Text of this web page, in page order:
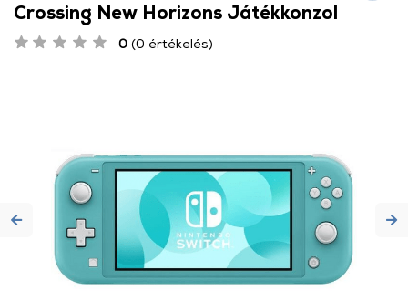
Crossing New Horizons Játékkonzol
0 (0 értékelés)
Previous